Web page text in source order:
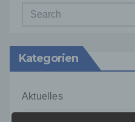
Kategorien
Aktuelles